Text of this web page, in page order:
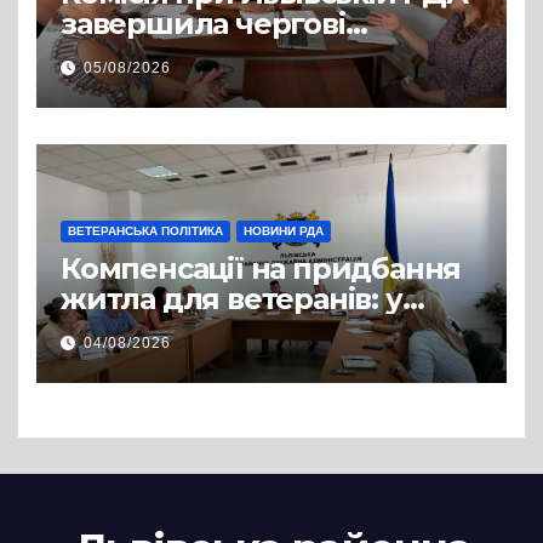
завершила чергові
співбесіди та
рекомендувала кандидатів
на посади фахівців із
супроводу
05/08/2026
ВЕТЕРАНСЬКА ПОЛІТИКА НОВИНИ РДА
Компенсації на придбання
житла для ветеранів: у
Львівській РДА розглянули
нові заяви
04/08/2026